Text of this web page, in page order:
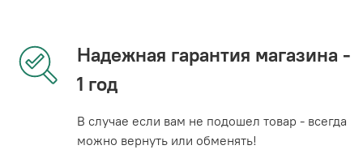
Надежная гарантия магазина -
1 год
В случае если вам не подошел товар - всегда
можно вернуть или обменять!